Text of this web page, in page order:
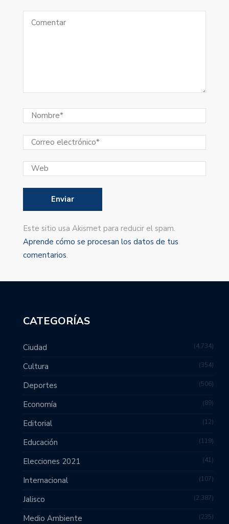
Este sitio usa Akismet para reducir el spam.
Aprende cómo se procesan los datos de tus
comentarios.
CATEGORÍAS
Ciudad 4,734
Cultura 354
Deportes 506
Economía 89
Editorial 12
Educación 119
Elecciones 2021 41
Internacional 107
Jalisco 2,387
Medio Ambiente 235